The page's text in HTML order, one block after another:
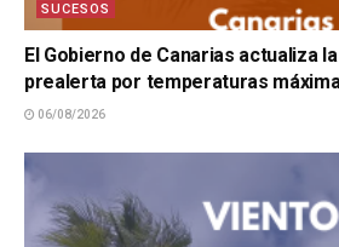
SUCESOS
El Gobierno de Canarias actualiza
prealerta por temperaturas
06/08/2026